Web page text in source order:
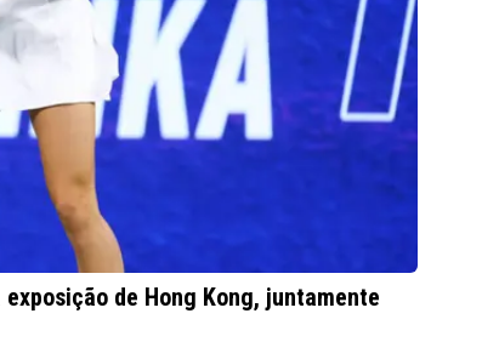
de Hong Kong, juntamente